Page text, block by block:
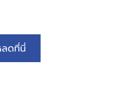
ลดที่นี่